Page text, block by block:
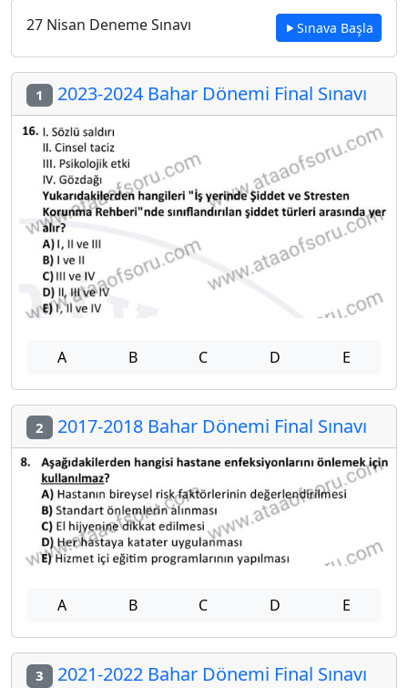
27 Nisan Deneme Sınavı Sınava Başla
1 2023-2024 Bahar Dönemi Final Sınavı
A B C D E
2 2017-2018 Bahar Dönemi Final Sınavı
A B C D E
3 2021-2022 Bahar Dönemi Final Sınavı